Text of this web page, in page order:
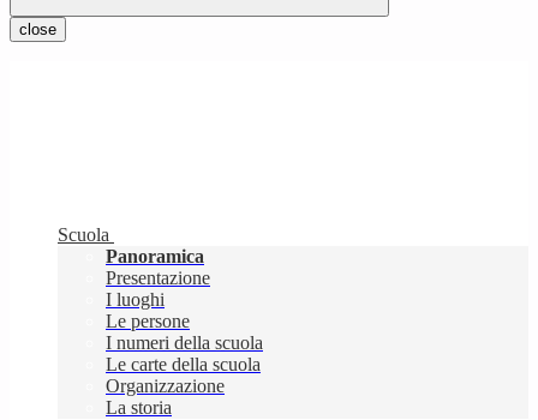
close
Scuola
Panoramica
Presentazione
I luoghi
Le persone
I numeri della scuola
Le carte della scuola
Organizzazione
La storia